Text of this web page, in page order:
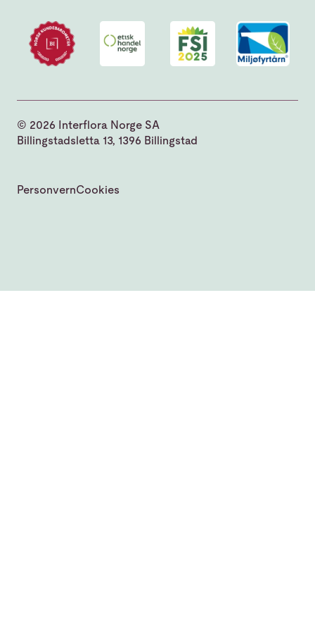
© 2026 Interflora Norge SA
Billingstadsletta 13, 1396 Billingstad
PersonvernCookies